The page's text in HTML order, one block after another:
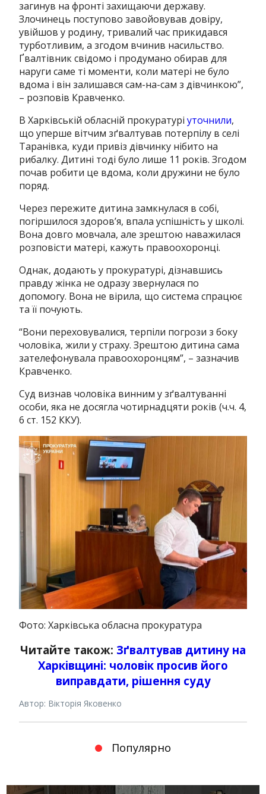
загинув на фронті захищаючи державу.
Злочинець поступово завойовував довіру,
увійшов у родину, тривалий час прикидався
турботливим, а згодом вчинив насильство.
Ґвалтівник свідомо і продумано обирав для
наруги саме ті моменти, коли матері не було
вдома і він залишався сам-на-сам з дівчинкою”,
– розповів Кравченко.
В Харківській обласній прокуратуріуточнили,
що уперше вітчим зґвалтував потерпілу в селі
Таранівка, куди привіз дівчинку нібито на
рибалку. Дитині тоді було лише 11 років. Згодом
почав робити це вдома, коли дружини не було
поряд.
Через пережите дитина замкнулася в собі,
погіршилося здоров’я, впала успішність у школі.
Вона довго мовчала, але зрештою наважилася
розповісти матері, кажуть правоохоронці.
Однак, додають у прокуратурі, дізнавшись
правду жінка не одразу звернулася по
допомогу. Вона не вірила, що система спрацює
та її почують.
“Вони переховувалися, терпіли погрози з боку
чоловіка, жили у страху. Зрештою дитина сама
зателефонувала правоохоронцям”, – зазначив
Кравченко.
Суд визнав чоловіка винним у зґвалтуванні
особи, яка не досягла чотирнадцяти років (ч.ч. 4,
6 ст. 152 ККУ).
Фото: Харківська обласна прокуратура
Читайте також: Зґвалтував дитину на
Харківщині: чоловік просив його
виправдати, рішення суду
Автор: Вікторія Яковенко
Популярно